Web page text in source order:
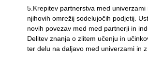
5.Krepitev partnerstva med univerzami
njihovih omrežij sodelujočih podjetij.
novih povezav med med partnerji in
Delitev znanja o zlitem učenju in
ter delu na daljavo med univerzami in z